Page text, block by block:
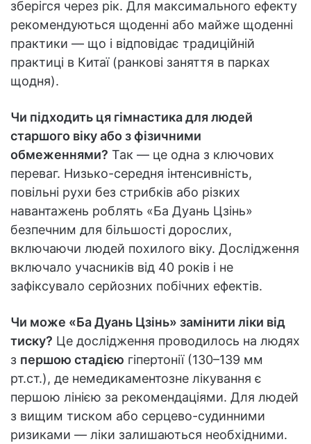
зберігся через рік. Для максимального ефекту
рекомендуються щоденні або майже щоденні
практики — що і відповідає традиційній
практиці в Китаї (ранкові заняття в парках
щодня).
Чи підходить ця гімнастика для людей
старшого віку або з фізичними
обмеженнями? Так — це одна з ключових
переваг. Низько-середня інтенсивність,
повільні рухи без стрибків або різких
навантажень роблять «Ба Дуань Цзінь»
безпечним для більшості дорослих,
включаючи людей похилого віку. Дослідження
включало учасників від 40 років і не
зафіксувало серйозних побічних ефектів.
Чи може «Ба Дуань Цзінь» замінити ліки від
тиску? Це дослідження проводилось на людях
з першою стадією гіпертонії (130–139 мм
рт.ст.), де немедикаментозне лікування є
першою лінією за рекомендаціями. Для людей
з вищим тиском або серцево-судинними
ризиками — ліки залишаються необхідними.